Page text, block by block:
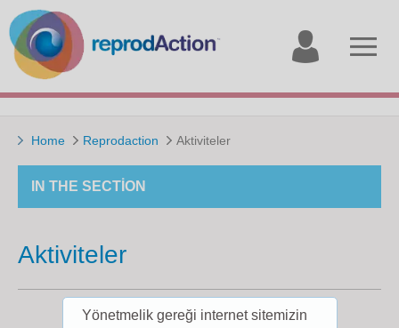
account
Home Reprodaction Aktiviteler
IN THE SECTION
Aktiviteler
Yönetmelik gereği internet sitemizin